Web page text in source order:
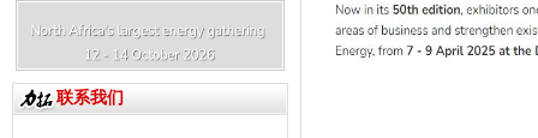
联系我们